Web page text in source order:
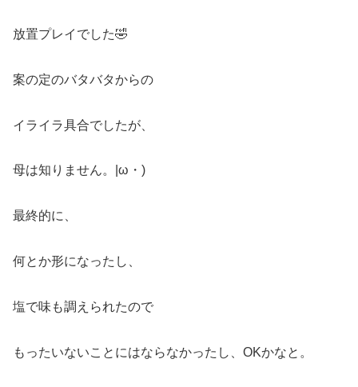
放置プレイでした🤣
案の定のバタバタからの
イライラ具合でしたが、
母は知りません。|ω・)
最終的に、
何とか形になったし、
塩で味も調えられたので
もったいないことにはならなかったし、OKかなと。